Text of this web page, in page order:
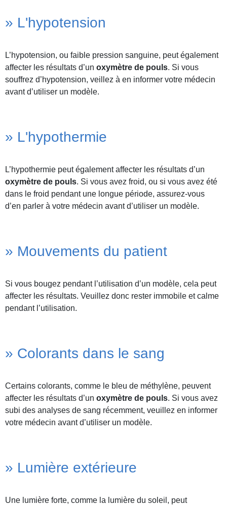
» L'hypotension
L’hypotension, ou faible pression sanguine, peut également
affecter les résultats d’un oxymètre de pouls. Si vous
souffrez d’hypotension, veillez à en informer votre médecin
avant d’utiliser un modèle.
» L'hypothermie
L’hypothermie peut également affecter les résultats d’un
oxymètre de pouls. Si vous avez froid, ou si vous avez été
dans le froid pendant une longue période, assurez-vous
d’en parler à votre médecin avant d’utiliser un modèle.
» Mouvements du patient
Si vous bougez pendant l’utilisation d’un modèle, cela peut
affecter les résultats. Veuillez donc rester immobile et calme
pendant l’utilisation.
» Colorants dans le sang
Certains colorants, comme le bleu de méthylène, peuvent
affecter les résultats d’un oxymètre de pouls. Si vous avez
subi des analyses de sang récemment, veuillez en informer
votre médecin avant d’utiliser un modèle.
» Lumière extérieure
Une lumière forte, comme la lumière du soleil, peut